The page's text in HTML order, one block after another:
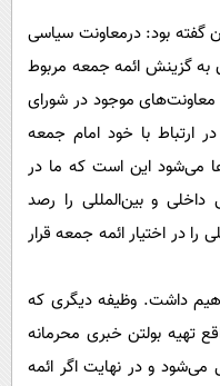
گفته بود: درمعاونت سیاسی
به گزینش ائمه جمعه مربوط
موجود در شورای
با خود‌ امام جمعه
می‌شود این است که ما در
و بین‌المللی را رصد
در اختیار ائمه جمعه قرار
داشت. وظیفه دیگری که
تهیه بولتن خبری محرمانه
و در نهایت اگر ائمه